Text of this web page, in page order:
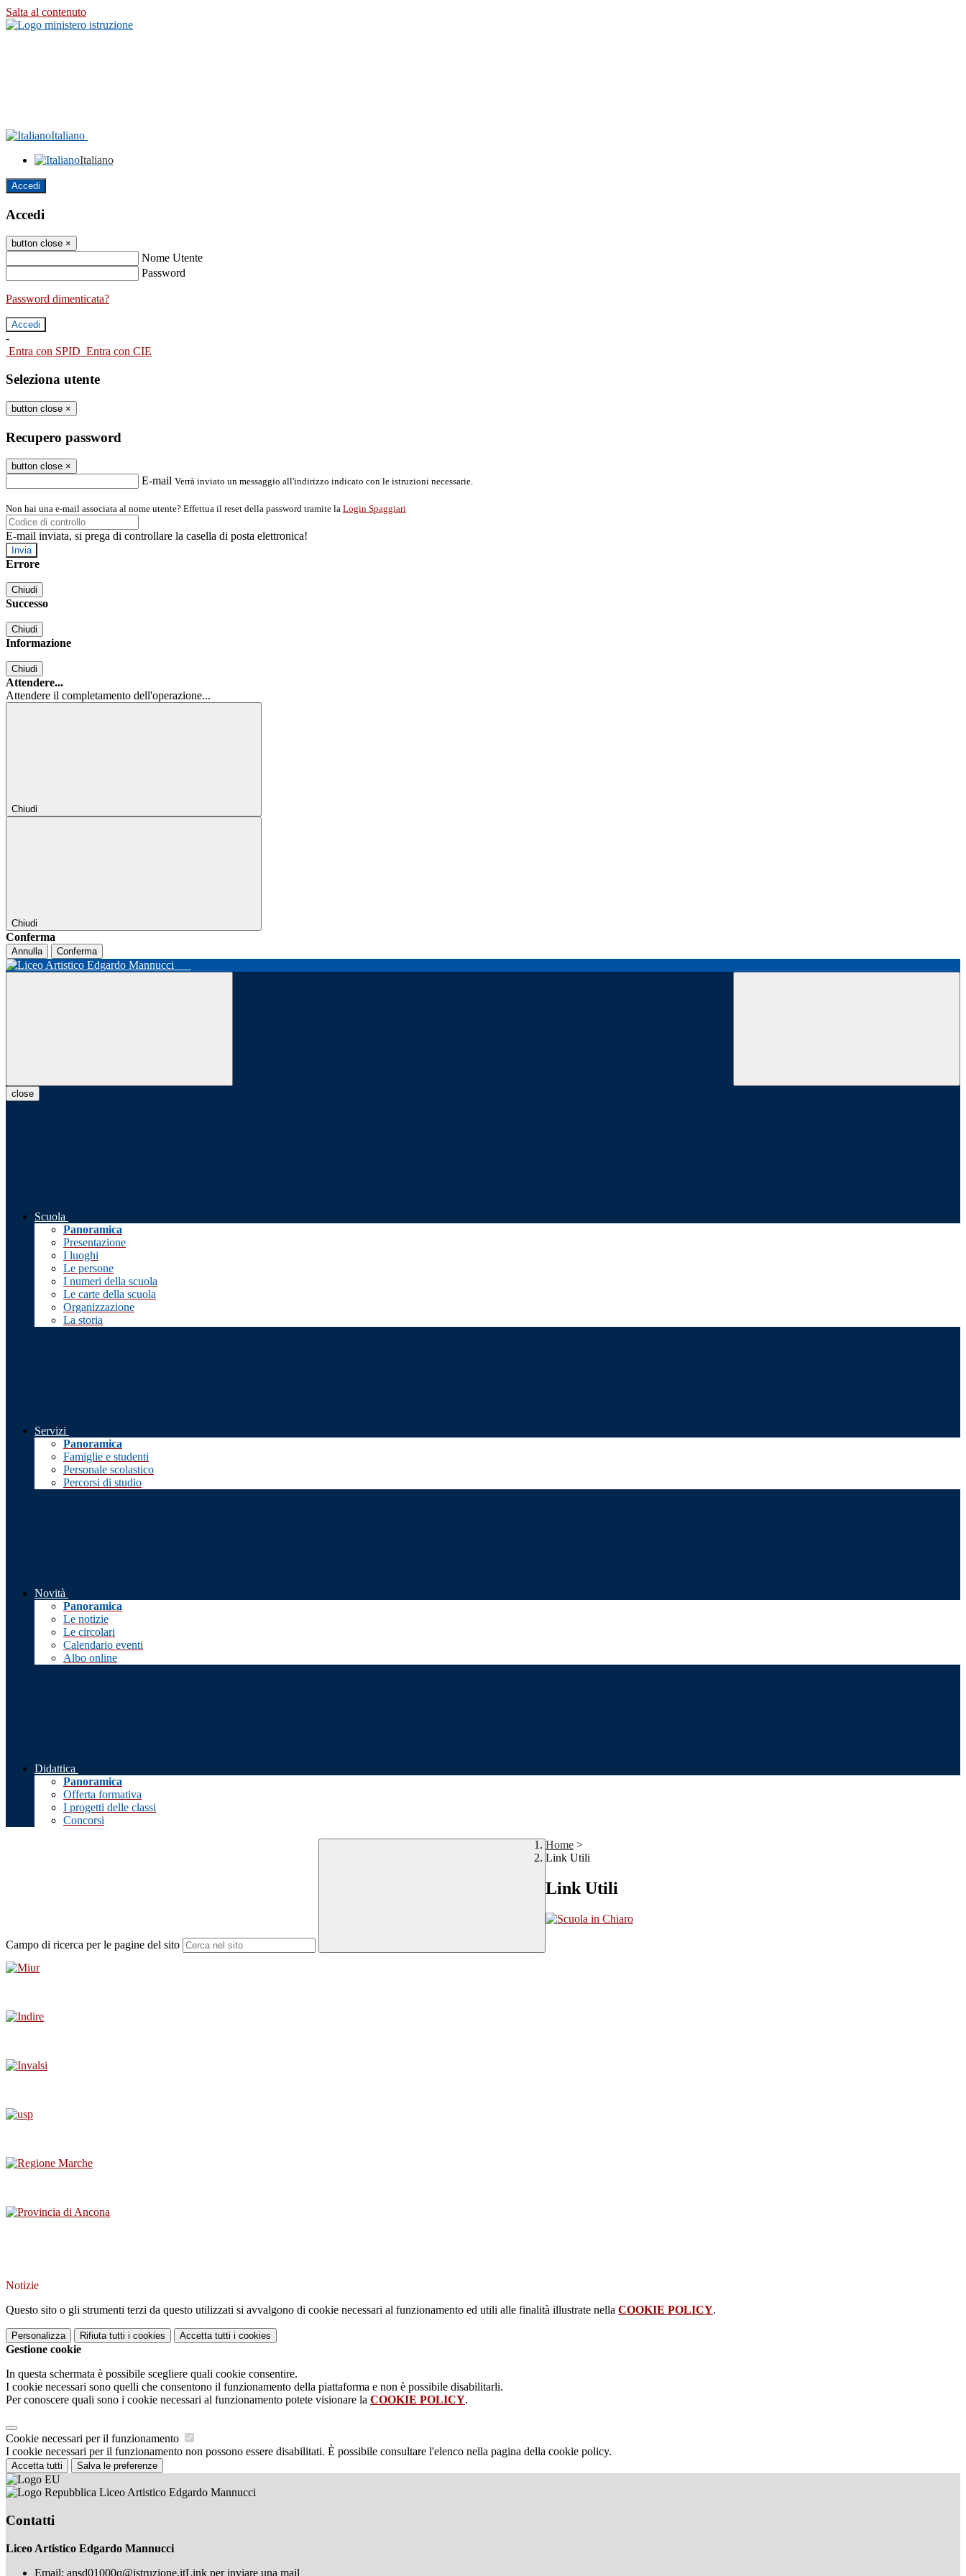
Salta al contenuto
Italiano
Italiano
Accedi
Accedi
button close ×
Nome Utente
Password
Password dimenticata?
-
Entra con SPID Entra con CIE
Seleziona utente
button close ×
Recupero password
button close ×
E-mail Verrà inviato un messaggio all'indirizzo indicato con le istruzioni necessarie.
Non hai una e-mail associata al nome utente? Effettua il reset della password tramite la Login Spaggiari
E-mail inviata, si prega di controllare la casella di posta elettronica!
Errore
Chiudi
Successo
Chiudi
Informazione
Chiudi
Attendere...
Attendere il completamento dell'operazione...
Chiudi
Chiudi
Conferma
Annulla Conferma
close
Scuola
Panoramica
Presentazione
I luoghi
Le persone
I numeri della scuola
Le carte della scuola
Organizzazione
La storia
Servizi
Panoramica
Famiglie e studenti
Personale scolastico
Percorsi di studio
Novità
Panoramica
Le notizie
Le circolari
Calendario eventi
Albo online
Didattica
Panoramica
Offerta formativa
I progetti delle classi
Concorsi
Campo di ricerca per le pagine del sito
Home >
Link Utili
Link Utili
Notizie
Questo sito o gli strumenti terzi da questo utilizzati si avvalgono di cookie necessari al funzionamento ed utili alle finalità illustrate nella COOKIE POLICY.
Personalizza Rifiuta tutti i cookies Accetta tutti i cookies
Gestione cookie
In questa schermata è possibile scegliere quali cookie consentire.
I cookie necessari sono quelli che consentono il funzionamento della piattaforma e non è possibile disabilitarli.
Per conoscere quali sono i cookie necessari al funzionamento potete visionare la COOKIE POLICY.
Cookie necessari per il funzionamento
I cookie necessari per il funzionamento non possono essere disabilitati. È possibile consultare l'elenco nella pagina della cookie policy.
Accetta tutti Salva le preferenze
Liceo Artistico Edgardo Mannucci
Contatti
Liceo Artistico Edgardo Mannucci
Email: ansd01000q@istruzione.itLink per inviare una mail